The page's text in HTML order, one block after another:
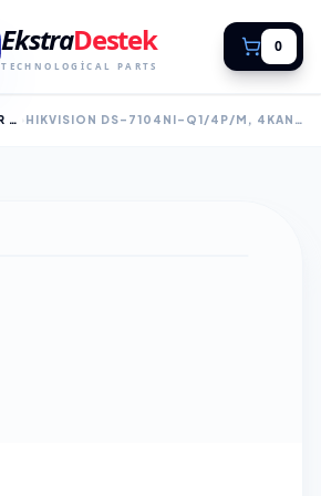
EkstraDestek
TECHNOLOGICAL PARTS
0
NVR KAYIT CİHAZLARI HIKVISION DS-7104NI-Q1/4P/M, 4KANAL POE, 4MPIX, H265+, 1 HDD DESTEĞI, 1520P KAYIT, 60MBPS BANT GENIŞLIĞI, METAL KASA, NVR